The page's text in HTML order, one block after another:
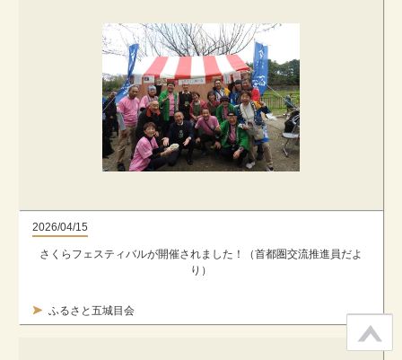
2026/04/15
ふるさと五城目会
さくらフェスティバルが開催されました！（首都圏交流推進員だよ
り）